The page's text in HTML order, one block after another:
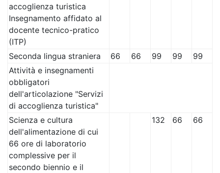
accoglienza turistica
Insegnamento affidato al
docente tecnico-pratico
(ITP)
Seconda lingua straniera 66 66 99 99
99
Attività e insegnamenti
obbligatori
dell'articolazione "Servizi
di accoglienza turistica"
Scienza e cultura
dell'alimentazione di cui
66 ore di laboratorio
complessive per il
secondo biennio e il
132 66 66